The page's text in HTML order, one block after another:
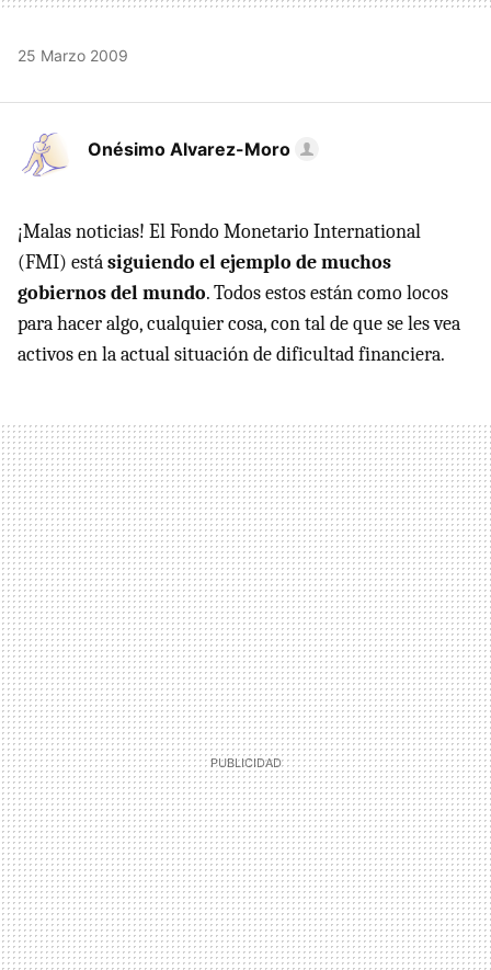
25 Marzo 2009
Onésimo Alvarez-Moro
¡Malas noticias! El Fondo Monetario International
(FMI) estásiguiendo el ejemplo de muchos
gobiernos del mundo. Todos estos están como locos
para hacer algo, cualquier cosa, con tal de que se les vea
activos en la actual situación de dificultad financiera.